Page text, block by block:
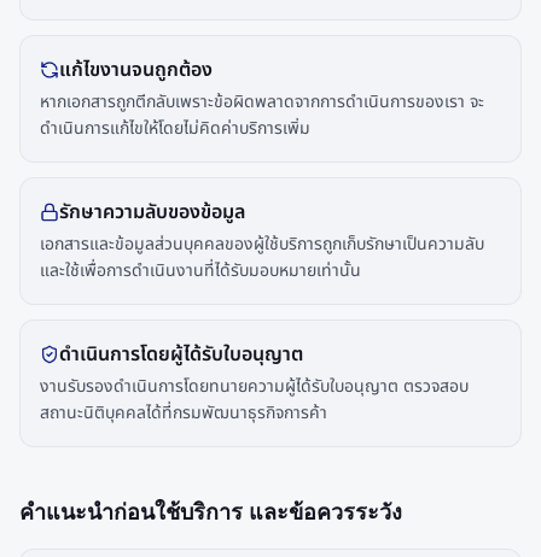
แก้ไขงานจนถูกต้อง
หากเอกสารถูกตีกลับเพราะข้อผิดพลาดจากการดำเนินการของเรา จะ
ดำเนินการแก้ไขให้โดยไม่คิดค่าบริการเพิ่ม
รักษาความลับของข้อมูล
เอกสารและข้อมูลส่วนบุคคลของผู้ใช้บริการถูกเก็บรักษาเป็นความลับ
และใช้เพื่อการดำเนินงานที่ได้รับมอบหมายเท่านั้น
ดำเนินการโดยผู้ได้รับใบอนุญาต
งานรับรองดำเนินการโดยทนายความผู้ได้รับใบอนุญาต ตรวจสอบ
สถานะนิติบุคคลได้ที่กรมพัฒนาธุรกิจการค้า
คำแนะนำก่อนใช้บริการ และข้อควรระวัง